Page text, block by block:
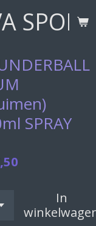
SPRAY
In